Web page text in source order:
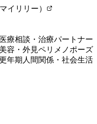
イリリー）
医療相談・治療パートナー
美容・外見ペリメノポーズ
年期 人間関係・社会生活